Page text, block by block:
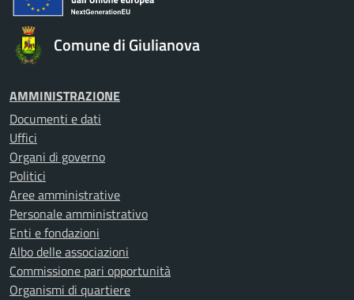
Comune di Giulianova
AMMINISTRAZIONE
Documenti e dati
Uffici
Organi di governo
Politici
Aree amministrative
Personale amministrativo
Enti e fondazioni
Albo delle associazioni
Commissione pari opportunità
Organismi di quartiere